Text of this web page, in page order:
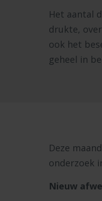
Het aantal
drukte,
ook het
geheel in
Deze
onderzoek
Nieuw